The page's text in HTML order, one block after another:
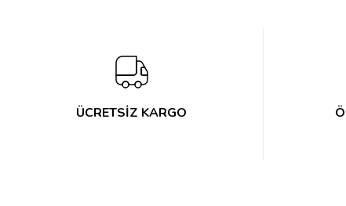
ÜCRETSİZ KARGO